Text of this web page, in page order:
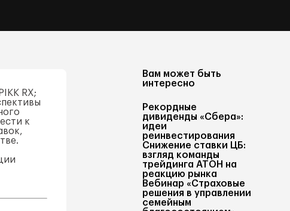
RX;
к
Вам может быть
интересно
Рекордные
дивиденды «Сбера»:
идеи
реинвестирования
Снижение ставки ЦБ:
взгляд команды
трейдинга АТОН на
реакцию рынка
Вебинар «Страховые
решения в управлении
семейным